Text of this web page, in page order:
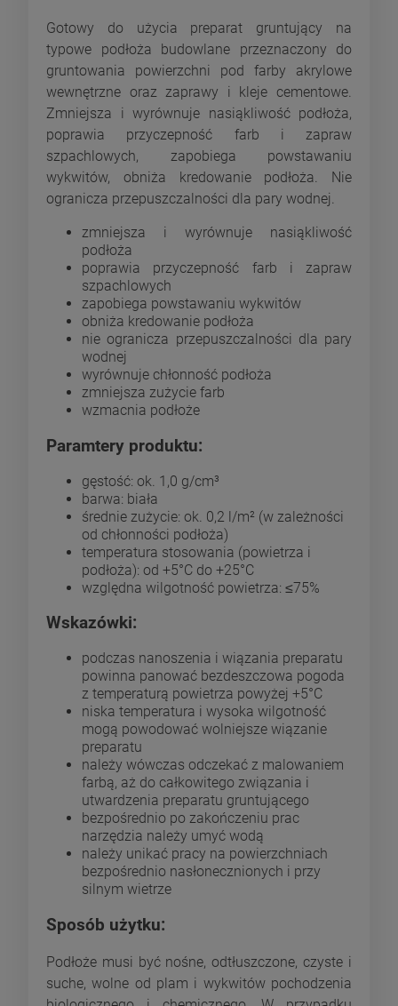
Gotowy do użycia preparat gruntujący na
typowe podłoża budowlane przeznaczony do
gruntowania powierzchni pod farby akrylowe
wewnętrzne oraz zaprawy i kleje cementowe.
Zmniejsza i wyrównuje nasiąkliwość podłoża,
poprawia przyczepność farb i zapraw
szpachlowych, zapobiega powstawaniu
wykwitów, obniża kredowanie podłoża. Nie
ogranicza przepuszczalności dla pary wodnej.
zmniejsza i wyrównuje nasiąkliwość
podłoża
poprawia przyczepność farb i zapraw
szpachlowych
zapobiega powstawaniu wykwitów
obniża kredowanie podłoża
nie ogranicza przepuszczalności dla pary
wodnej
wyrównuje chłonność podłoża
zmniejsza zużycie farb
wzmacnia podłoże
Paramtery produktu:
gęstość: ok. 1,0 g/cm³
barwa: biała
średnie zużycie: ok. 0,2 l/m² (w zależności
od chłonności podłoża)
temperatura stosowania (powietrza i
podłoża): od +5°C do +25°C
względna wilgotność powietrza: ≤75%
Wskazówki:
podczas nanoszenia i wiązania preparatu
powinna panować bezdeszczowa pogoda
z temperaturą powietrza powyżej +5°C
niska temperatura i wysoka wilgotność
mogą powodować wolniejsze wiązanie
preparatu
należy wówczas odczekać z malowaniem
farbą, aż do całkowitego związania i
utwardzenia preparatu gruntującego
bezpośrednio po zakończeniu prac
narzędzia należy umyć wodą
należy unikać pracy na powierzchniach
bezpośrednio nasłonecznionych i przy
silnym wietrze
Sposób użytku:
Podłoże musi być nośne, odtłuszczone, czyste i
suche, wolne od plam i wykwitów pochodzenia